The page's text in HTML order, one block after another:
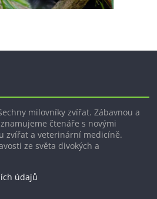
milovníky zvířat. Zábavnou a
čtenáře s novými
zvířat a veterinární medicíně.
ze světa divokých a
údajů